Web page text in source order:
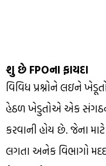
શુ છે FPOના ફાયદા
વિવિધ પ્રશ્નોને લઇને
હેઠળ ખેડુતોએ એક સંગઠન
કરવાની હોય છે. જેના
લગતા અનેક વિભાગો